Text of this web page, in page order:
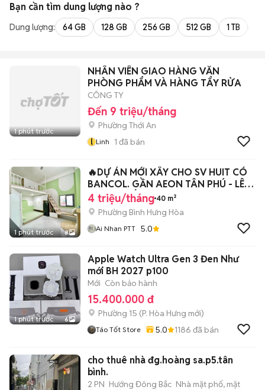
Bạn cần tìm dung lượng nào ?
Dung lượng: 64 GB 128 GB 256 GB 512 GB 1 TB
1 phút trước
NHÂN VIÊN GIAO HÀNG VĂN
PHÒNG PHẨM VÀ HÀNG TẨY RỬA
CÔNG TY
Đến 9 triệu/tháng
Phường Thới An
l Linh 1 đã bán
1 phút trước 8
🔥DỰ ÁN MỚI XÂY CHO SV HUIT CÓ
BANCOL. GẦN AEON TÂN PHÚ - LÊ
TRỌNG TẤN🔥
4 triệu/tháng 40 m²
Phường Bình Hưng Hòa
Ai Nhan PTT 5.0
1 phút trước 6
Apple Watch Ultra Gen 3 Đen Như
mới BH 2027 p100
Mới Còn bảo hành
15.400.000 đ
Phường 15 (P. Hòa Hưng mới)
Táo Tốt Store 5.0 1186 đã bán
cho thuê nhà đg.hoàng sa.p5.tân
bình.
2 PN Hướng Đông Bắc Nhà mặt phố, mặt